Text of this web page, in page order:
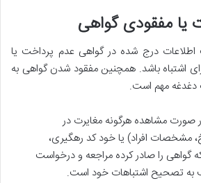
یا مفقودی گواهی
درج شده در گواهی عدم پرداخت یا
اشتباه باشد. همچنین مفقود شدن گواهی به
دغدغه مهم است.
صورت مشاهده هرگونه مغایرت در
مشخصات افراد) یا خود کد رهگیری،
که گواهی را صادر کرده مراجعه و درخواست
به تصحیح اشتباهات خود است.